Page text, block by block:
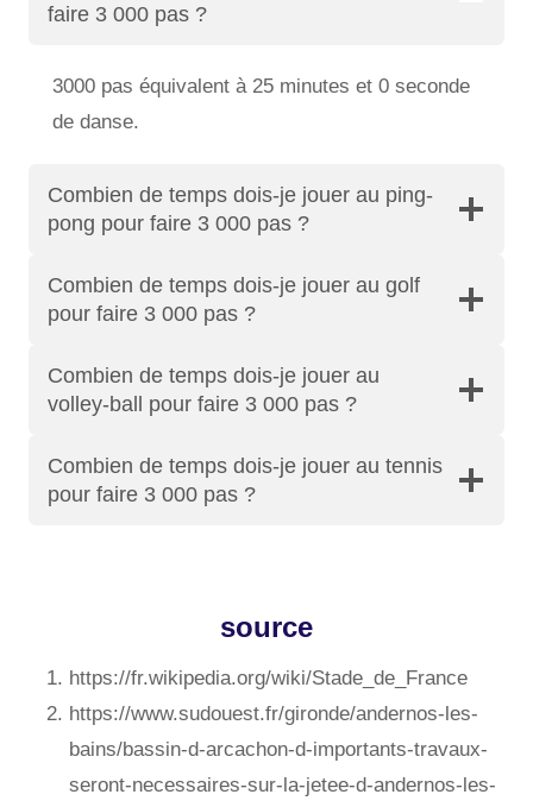
faire 3 000 pas ?
3000 pas équivalent à 25 minutes et 0 seconde
de danse.
Combien de temps dois-je jouer au ping-
pong pour faire 3 000 pas ?
Combien de temps dois-je jouer au golf
pour faire 3 000 pas ?
Combien de temps dois-je jouer au
volley-ball pour faire 3 000 pas ?
Combien de temps dois-je jouer au tennis
pour faire 3 000 pas ?
source
https://fr.wikipedia.org/wiki/Stade_de_France
https://www.sudouest.fr/gironde/andernos-les-
bains/bassin-d-arcachon-d-importants-travaux-
seront-necessaires-sur-la-jetee-d-andernos-les-